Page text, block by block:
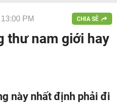
PM CHIA SẺ
thư nam giới hay
này nhất định phải đi